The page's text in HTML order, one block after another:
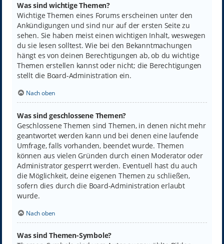
Was sind wichtige Themen?
Wichtige Themen eines Forums erscheinen unter den
Ankündigungen und sind nur auf der ersten Seite zu
sehen. Sie haben meist einen wichtigen Inhalt, weswegen
du sie lesen solltest. Wie bei den Bekanntmachungen
hängt es von deinen Berechtigungen ab, ob du wichtige
Themen erstellen kannst oder nicht; die Berechtigungen
stellt die Board-Administration ein.
Nach oben
Was sind geschlossene Themen?
Geschlossene Themen sind Themen, in denen nicht mehr
geantwortet werden kann und bei denen eine laufende
Umfrage, falls vorhanden, beendet wurde. Themen
können aus vielen Gründen durch einen Moderator oder
Administrator gesperrt werden. Eventuell hast du auch
die Möglichkeit, deine eigenen Themen zu schließen,
sofern dies durch die Board-Administration erlaubt
wurde.
Nach oben
Was sind Themen-Symbole?